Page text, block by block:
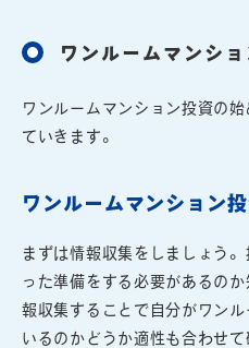
ワンルームマンシ
ワンルームマンション投資の
ていきます。
ワンルームマンション
まずは情報収集をしましょう
った準備をする必要があるの
報収集することで自分がワン
いるのかどうか適性も合わせ